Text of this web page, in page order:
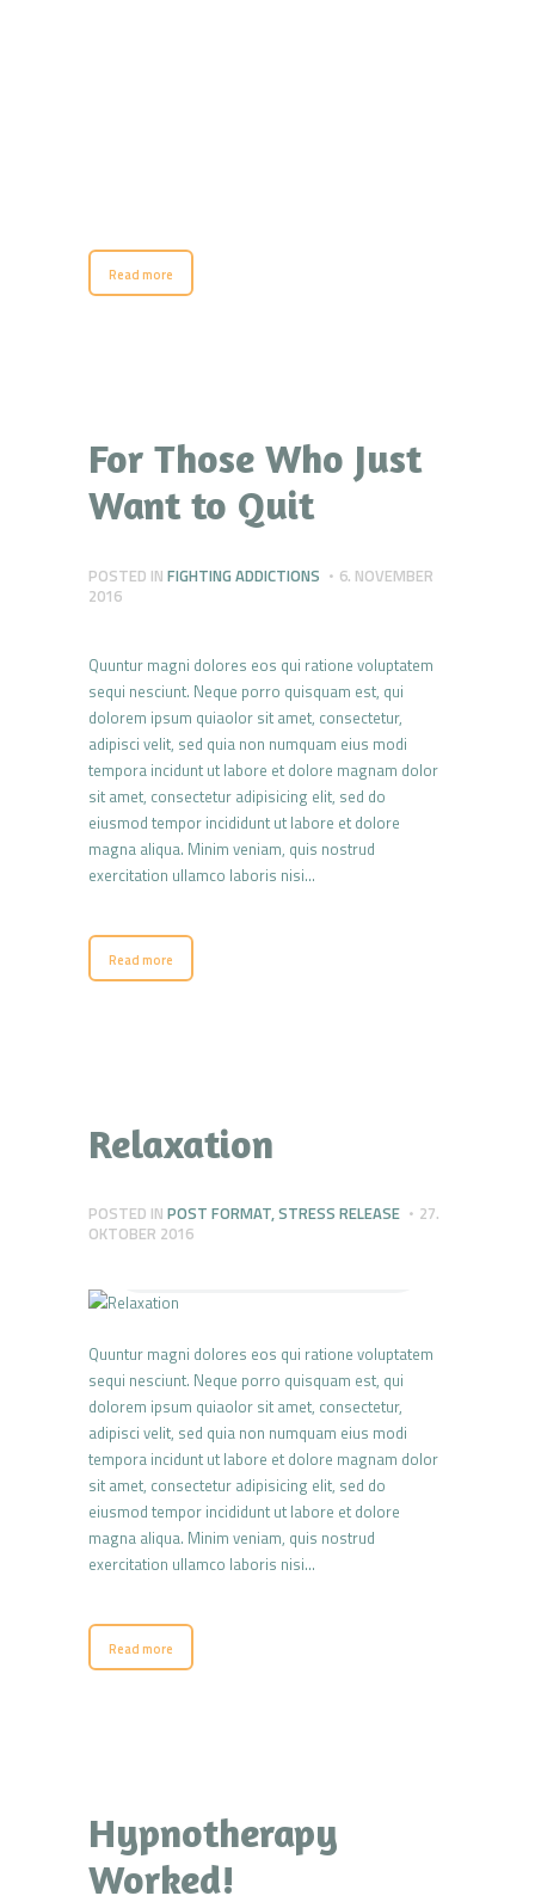
Read more
For Those Who Just
Want to Quit
POSTED IN FIGHTING ADDICTIONS
6. NOVEMBER
2016
Quuntur magni dolores eos qui ratione voluptatem
sequi nesciunt. Neque porro quisquam est, qui
dolorem ipsum quiaolor sit amet, consectetur,
adipisci velit, sed quia non numquam eius modi
tempora incidunt ut labore et dolore magnam dolor
sit amet, consectetur adipisicing elit, sed do
eiusmod tempor incididunt ut labore et dolore
magna aliqua. Minim veniam, quis nostrud
exercitation ullamco laboris nisi…
Read more
Relaxation
POSTED IN POST FORMAT,STRESS RELEASE
27.
OKTOBER 2016
Lily Hunter
Quuntur magni dolores eos qui ratione voluptatem
sequi nesciunt. Neque porro quisquam est, qui
dolorem ipsum quiaolor sit amet, consectetur,
adipisci velit, sed quia non numquam eius modi
tempora incidunt ut labore et dolore magnam dolor
sit amet, consectetur adipisicing elit, sed do
eiusmod tempor incididunt ut labore et dolore
magna aliqua. Minim veniam, quis nostrud
exercitation ullamco laboris nisi…
Read more
Hypnotherapy
Worked!